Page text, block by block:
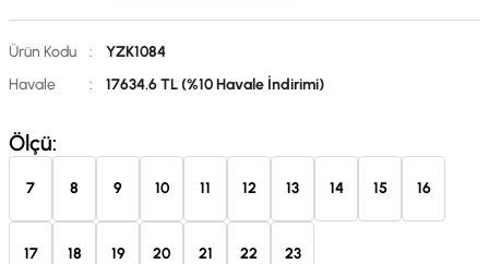
Ürün Kodu :
YZK1084
Havale
: 17634.6 TL (%10 Havale İndirimi)
Ölçü:
7 8 9 10 11 12 13 14 15 16
17 18 19 20 21 22 23